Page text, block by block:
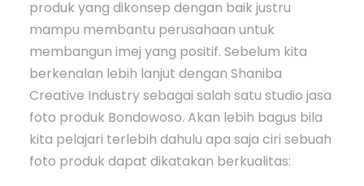
produk yang dikonsep dengan baik justru
mampu membantu perusahaan untuk
membangun imej yang positif. Sebelum kita
berkenalan lebih lanjut dengan Shaniba
Creative Industry sebagai salah satu studio jasa
foto produk Bondowoso. Akan lebih bagus bila
kita pelajari terlebih dahulu apa saja ciri sebuah
foto produk dapat dikatakan berkualitas: